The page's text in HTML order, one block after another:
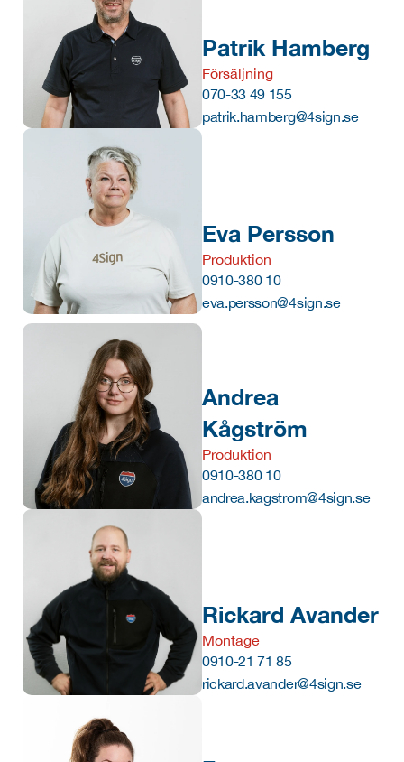
Patrik Hamberg
Försäljning
070-33 49 155
patrik.hamberg@4sign.se
Eva Persson
Produktion
0910-380 10
eva.persson@4sign.se
Andrea
Kågström
Produktion
0910-380 10
andrea.kagstrom@4sign.se
Rickard Avander
Montage
0910-21 71 85
rickard.avander@4sign.se